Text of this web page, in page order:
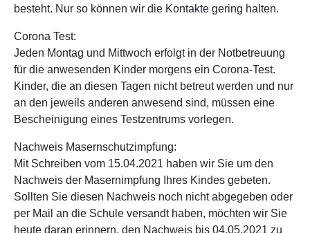
besteht. Nur so können wir die Kontakte gering halten.
Corona Test:
Jeden Montag und Mittwoch erfolgt in der Notbetreuung
für die anwesenden Kinder morgens ein Corona-Test.
Kinder, die an diesen Tagen nicht betreut werden und nur
an den jeweils anderen anwesend sind, müssen eine
Bescheinigung eines Testzentrums vorlegen.
Nachweis Masernschutzimpfung:
Mit Schreiben vom 15.04.2021 haben wir Sie um den
Nachweis der Masernimpfung Ihres Kindes gebeten.
Sollten Sie diesen Nachweis noch nicht abgegeben oder
per Mail an die Schule versandt haben, möchten wir Sie
heute daran erinnern, den Nachweis bis 04.05.2021 zu